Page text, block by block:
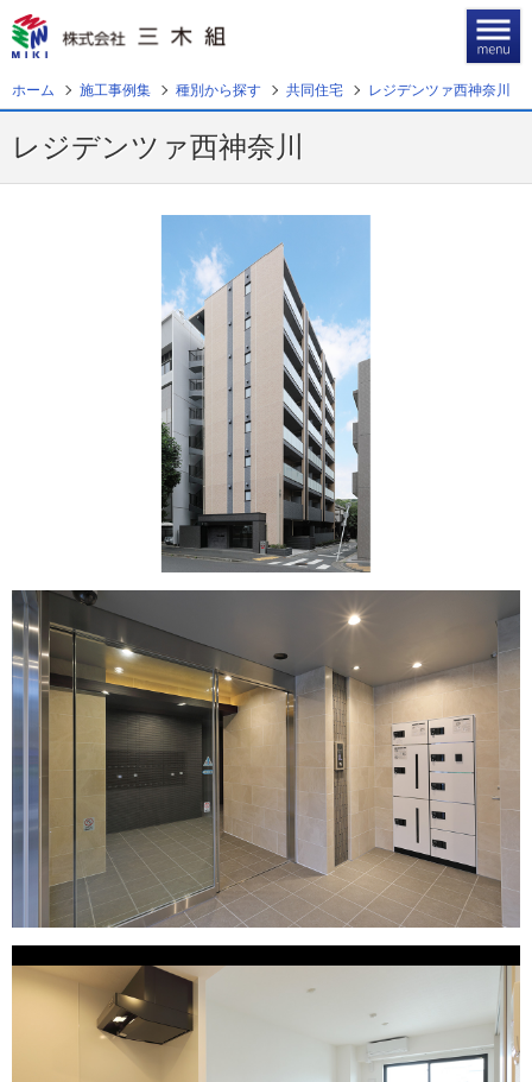
CSR，一般事業主行動計画
本店へのお問い合わせ
福井支店へのお問い合わせ
045-461-6061
ホーム 施工事例集 種別から探す 共同住宅 レジデンツァ西神奈川
レジデンツァ西神奈川